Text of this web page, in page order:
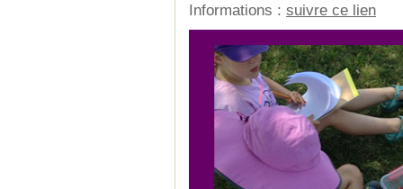
Informations : suivre ce lien